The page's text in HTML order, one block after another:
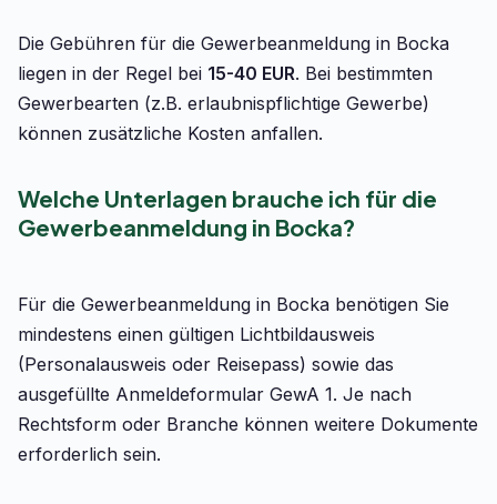
Die Gebühren für die Gewerbeanmeldung in Bocka
liegen in der Regel bei 15-40 EUR. Bei bestimmten
Gewerbearten (z.B. erlaubnispflichtige Gewerbe)
können zusätzliche Kosten anfallen.
Welche Unterlagen brauche ich für die
Gewerbeanmeldung in Bocka?
Für die Gewerbeanmeldung in Bocka benötigen Sie
mindestens einen gültigen Lichtbildausweis
(Personalausweis oder Reisepass) sowie das
ausgefüllte Anmeldeformular GewA 1. Je nach
Rechtsform oder Branche können weitere Dokumente
erforderlich sein.